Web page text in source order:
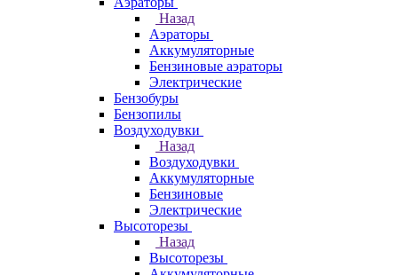
Назад
Аэраторы
Аккумуляторные
Бензиновые аэраторы
Электрические
Бензобуры
Бензопилы
Воздуходувки
Назад
Воздуходувки
Аккумуляторные
Бензиновые
Электрические
Высоторезы
Назад
Высоторезы